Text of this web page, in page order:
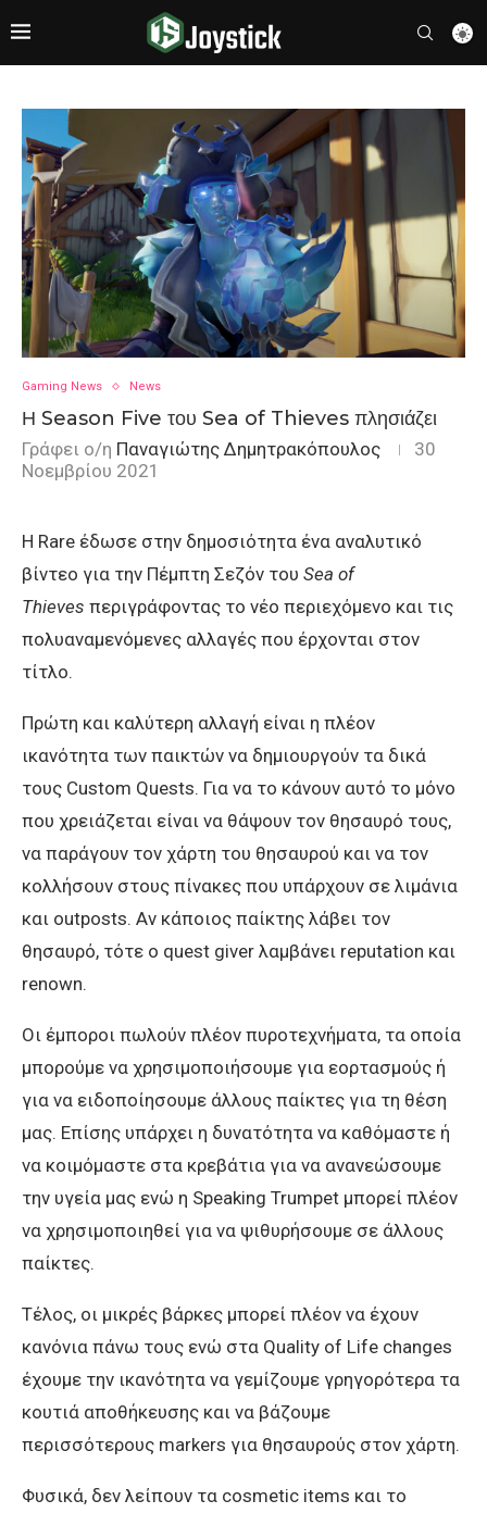
Gaming News News
Η Season Five του Sea of Thieves πλησιάζει
Γράφει ο/η Παναγιώτης Δημητρακόπουλος
30
Νοεμβρίου 2021
H Rare έδωσε στην δημοσιότητα ένα αναλυτικό
βίντεο για την Πέμπτη Σεζόν του Sea of
Thieves περιγράφοντας το νέο περιεχόμενο και τις
πολυαναμενόμενες αλλαγές που έρχονται στον
τίτλο.
Πρώτη και καλύτερη αλλαγή είναι η πλέον
ικανότητα των παικτών να δημιουργούν τα δικά
τους Custom Quests. Για να το κάνουν αυτό το μόνο
που χρειάζεται είναι να θάψουν τον θησαυρό τους,
να παράγουν τον χάρτη του θησαυρού και να τον
κολλήσουν στους πίνακες που υπάρχουν σε λιμάνια
και outposts. Αν κάποιος παίκτης λάβει τον
θησαυρό, τότε ο quest giver λαμβάνει reputation και
renown.
Οι έμποροι πωλούν πλέον πυροτεχνήματα, τα οποία
μπορούμε να χρησιμοποιήσουμε για εορτασμούς ή
για να ειδοποίησουμε άλλους παίκτες για τη θέση
μας. Επίσης υπάρχει η δυνατότητα να καθόμαστε ή
να κοιμόμαστε στα κρεβάτια για να ανανεώσουμε
την υγεία μας ενώ η Speaking Trumpet μπορεί πλέον
να χρησιμοποιηθεί για να ψιθυρήσουμε σε άλλους
παίκτες.
Τέλος, οι μικρές βάρκες μπορεί πλέον να έχουν
κανόνια πάνω τους ενώ στα Quality of Life changes
έχουμε την ικανότητα να γεμίζουμε γρηγορότερα τα
κουτιά αποθήκευσης και να βάζουμε
περισσότερους markers για θησαυρούς στον χάρτη.
Φυσικά, δεν λείπουν τα cosmetic items και το